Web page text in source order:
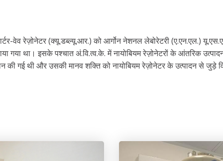
वेव रेज़ोनेटर (क्यू.डब्ल्यू.आर.) को आर्गोन नेशनल लेबोरेटरी (ए.एन.एल.)
था। इसके पश्चात अं.वि.त्व.के. में नायोबियम रेज़ोनेटरों के आंतरिक
की गई थी और उसकी मानव शक्ति को नायोबियम रेज़ोनेटर के उत्पादन से जुड़े